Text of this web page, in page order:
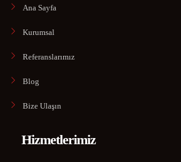
Ana Sayfa
Kurumsal
Referanslarımız
Blog
Bize Ulaşın
Hizmetlerimiz